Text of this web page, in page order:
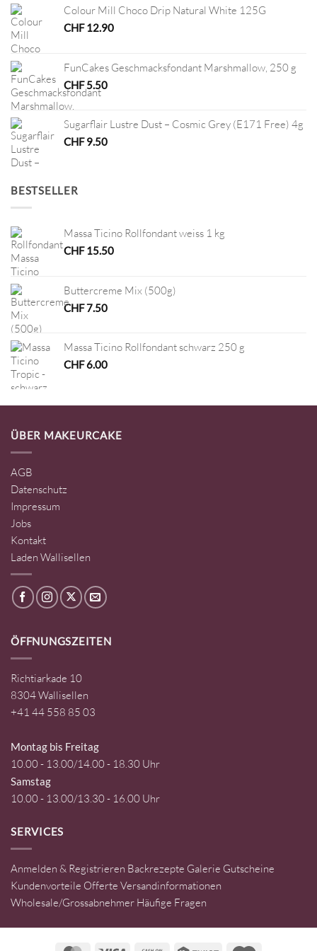
Colour Mill Choco Drip Natural White 125G
CHF12.90
FunCakes Geschmacksfondant Marshmallow, 250 g
CHF5.50
Sugarflair Lustre Dust – Cosmic Grey (E171 Free) 4g
CHF9.50
BESTSELLER
Massa Ticino Rollfondant weiss 1 kg
CHF15.50
Buttercreme Mix (500g)
CHF7.50
Massa Ticino Rollfondant schwarz 250 g
CHF6.00
ÜBER MAKEURCAKE
AGB
Datenschutz
Impressum
Jobs
Kontakt
Laden Wallisellen
ÖFFNUNGSZEITEN
Richtiarkade 10
8304 Wallisellen
+41 44 558 85 03
Montag bis Freitag
10.00 - 13.00/14.00 - 18.30 Uhr
Samstag
10.00 - 13.00/13.30 - 16.00 Uhr
SERVICES
Anmelden & Registrieren Backrezepte Galerie Gutscheine
Kundenvorteile Offerte Versandinformationen
Wholesale/Grossabnehmer Häufige Fragen